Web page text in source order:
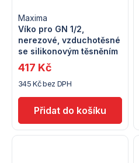
Víko pro GN 1/2,
nerezové, vzduchotěsné
se silikonovým těsněním
Maxima
345 Kč bez DPH
417 Kč